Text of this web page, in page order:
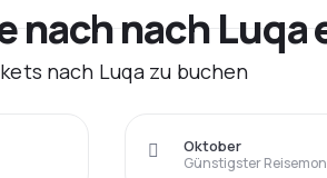
nach nach
nach Luqa zu buchen
Günstigster
Oktober